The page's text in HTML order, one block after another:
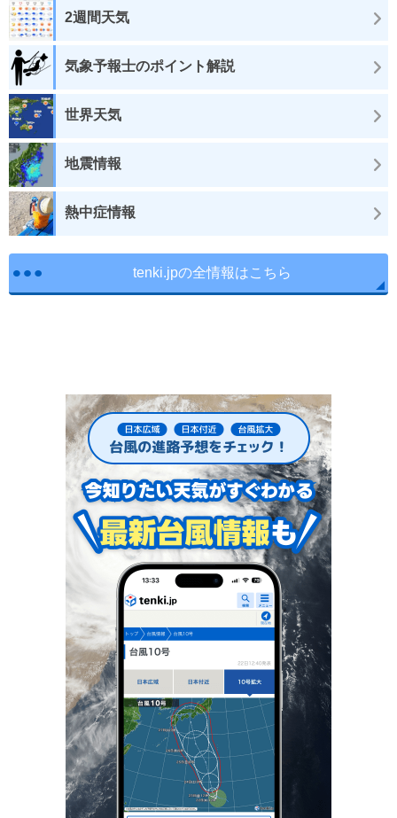
2週間天気
気象予報士のポイント解説
世界天気
地震情報
熱中症情報
tenki.jpの全情報はこちら